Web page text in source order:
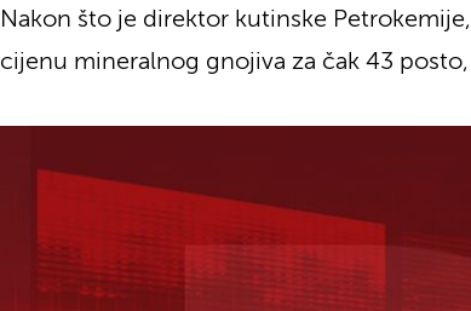
Nakon što je direktor kutinske
cijenu mineralnog gnojiva za čak 43